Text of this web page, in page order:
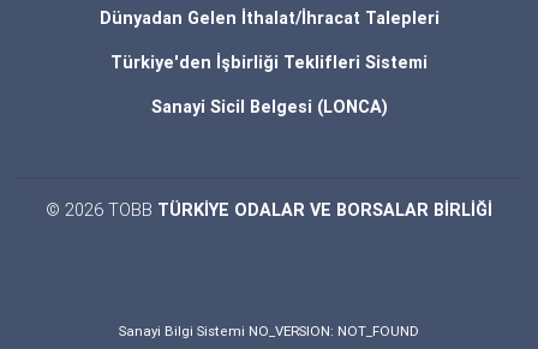
Dünyadan Gelen İthalat/İhracat Talepleri
Türkiye'den İşbirliği Teklifleri Sistemi
Sanayi Sicil Belgesi (LONCA)
© 2026 TOBB TÜRKİYE ODALAR VE BORSALAR BİRLİĞİ
Sanayi Bilgi Sistemi NO_VERSION: NOT_FOUND